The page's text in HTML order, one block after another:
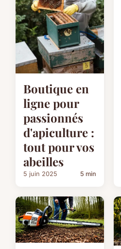
Boutique en
ligne pour
passionnés
d'apiculture :
tout pour vos
abeilles
5 juin 2025 5 min